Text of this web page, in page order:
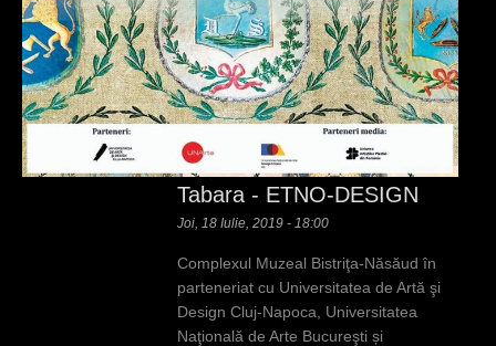
Tabara - ETNO-DESIGN
Joi, 18 Iulie, 2019 - 18:00
Complexul Muzeal Bistriţa-Năsăud în
parteneriat cu Universitatea de Artă şi
Design Cluj-Napoca, Universitatea
Naţională de Arte Bucureşti și